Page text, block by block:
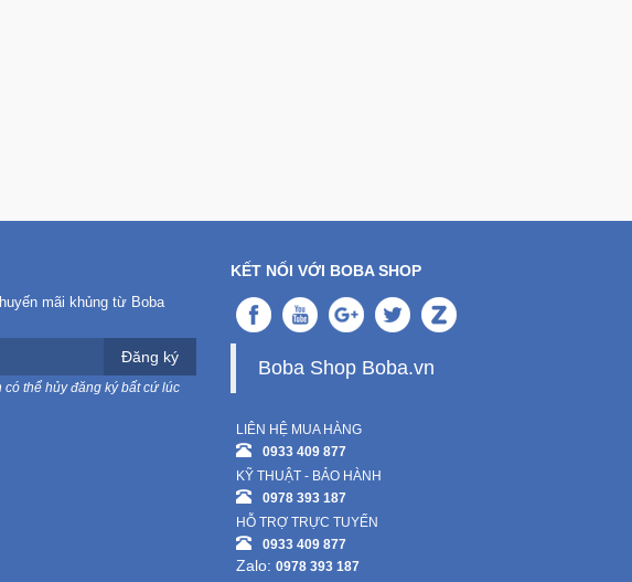
mãi khủng từ Boba
Đăng ký
thể hủy đăng ký bất cứ lúc
KẾT NỐI VỚI BOBA SHOP
Boba Shop Boba.vn
LIÊN HỆ MUA HÀNG
0933 409 877
KỸ THUẬT - BẢO HÀNH
0978 393 187
HỖ TRỢ TRỰC TUYẾN
0933 409 877
Zalo: 0978 393 187